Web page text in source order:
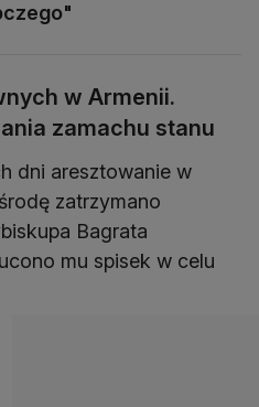
w Armenii.
zamachu stanu
dni aresztowanie w
zatrzymano
Bagrata
mu spisek w celu